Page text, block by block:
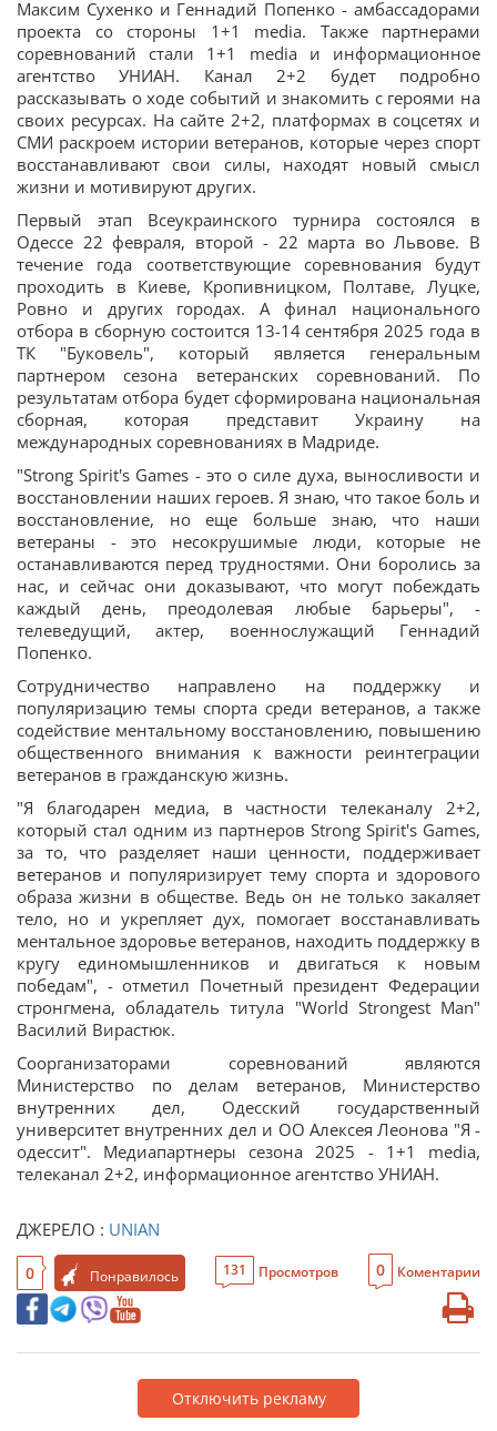
Максим Сухенко и Геннадий Попенко - амбассадорами
проекта со стороны 1+1 media. Также партнерами
соревнований стали 1+1 media и информационное
агентство УНИАН. Канал 2+2 будет подробно
рассказывать о ходе событий и знакомить с героями на
своих ресурсах. На сайте 2+2, платформах в соцсетях и
СМИ раскроем истории ветеранов, которые через спорт
восстанавливают свои силы, находят новый смысл
жизни и мотивируют других.
Первый этап Всеукраинского турнира состоялся в
Одессе 22 февраля, второй - 22 марта во Львове. В
течение года соответствующие соревнования будут
проходить в Киеве, Кропивницком, Полтаве, Луцке,
Ровно и других городах. А финал национального
отбора в сборную состоится 13-14 сентября 2025 года в
ТК "Буковель", который является генеральным
партнером сезона ветеранских соревнований. По
результатам отбора будет сформирована национальная
сборная, которая представит Украину на
международных соревнованиях в Мадриде.
"Strong Spirit's Games - это о силе духа, выносливости и
восстановлении наших героев. Я знаю, что такое боль и
восстановление, но еще больше знаю, что наши
ветераны - это несокрушимые люди, которые не
останавливаются перед трудностями. Они боролись за
нас, и сейчас они доказывают, что могут побеждать
каждый день, преодолевая любые барьеры", -
телеведущий, актер, военнослужащий Геннадий
Попенко.
Сотрудничество направлено на поддержку и
популяризацию темы спорта среди ветеранов, а также
содействие ментальному восстановлению, повышению
общественного внимания к важности реинтеграции
ветеранов в гражданскую жизнь.
"Я благодарен медиа, в частности телеканалу 2+2,
который стал одним из партнеров Strong Spirit's Games,
за то, что разделяет наши ценности, поддерживает
ветеранов и популяризирует тему спорта и здорового
образа жизни в обществе. Ведь он не только закаляет
тело, но и укрепляет дух, помогает восстанавливать
ментальное здоровье ветеранов, находить поддержку в
кругу единомышленников и двигаться к новым
победам", - отметил Почетный президент Федерации
стронгмена, обладатель титула "World Strongest Man"
Василий Вирастюк.
Соорганизаторами соревнований являются
Министерство по делам ветеранов, Министерство
внутренних дел, Одесский государственный
университет внутренних дел и ОО Алексея Леонова "Я -
одессит". Медиапартнеры сезона 2025 - 1+1 media,
телеканал 2+2, информационное агентство УНИАН.
ДЖЕРЕЛО : UNIAN
0 Понравилось 131 Просмотров 0 Коментарии
Отключить рекламу